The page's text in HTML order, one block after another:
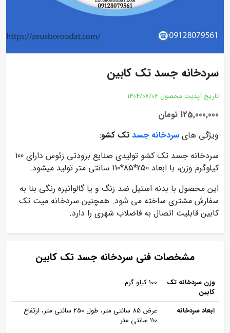
سردخانه جسد تک کابین
تاریخ آپدیت محصول 1404/07/06
125,000,000 تومان
ویژگی های سردخانه جسد تک کشو:
سردخانه جسد تک کشو تولیدی صنایع برودتی زئوس دارای 100
کیلوگرم وزن، با ابعاد 250*85*110 سانتی متر تولید میشود.
این محصول با بدنه استیل ضد زنگ و یا گالوانیزه رنگی بنا به
سفارش مشتری ساخته می شود. همچنین سردخانه میت تک
کابین قابلیت اتصال به فاضلاب شهری را دارد.
مشخصات فنی سردخانه جسد تک کابین
وزن سردخانه تک
کابین
100 کیلو گرم
ابعاد سردخانه
عرض 85 سانتی متر، طول 250 سانتی متر، ارتفاع
110 سانتی متر